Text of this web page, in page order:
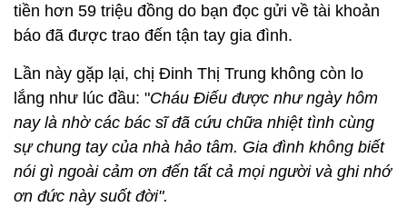
tiền hơn 59 triệu đồng do bạn đọc gửi về tài khoản
báo đã được trao đến tận tay gia đình.
Lần này gặp lại, chị Đinh Thị Trung không còn lo
lắng như lúc đầu: "Cháu Điếu được như ngày hôm
nay là nhờ các bác sĩ đã cứu chữa nhiệt tình cùng
sự chung tay của nhà hảo tâm. Gia đình không biết
nói gì ngoài cảm ơn đến tất cả mọi người và ghi nhớ
ơn đức này suốt đời".